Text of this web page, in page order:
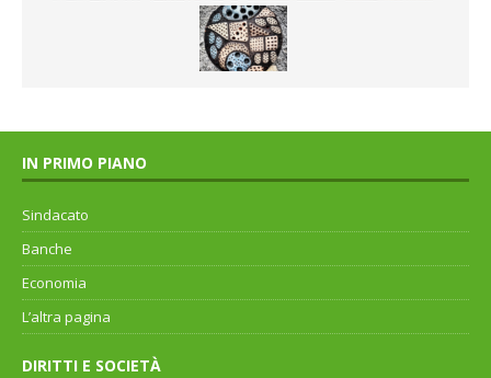
IN PRIMO PIANO
Sindacato
Banche
Economia
L’altra pagina
DIRITTI E SOCIETÀ